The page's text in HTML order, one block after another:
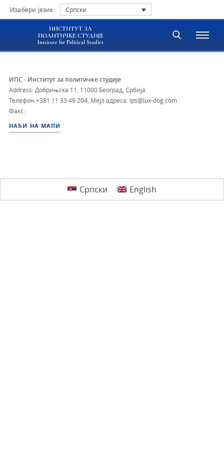
Изабери језик: Српски
ИНСТИТУТ ЗА
ПОЛИТИЧКЕ СТУДИЈЕ
Institute for Political Studies
ИПС - Институт за политичке студије
Address: Добрињска 11, 11000 Београд, Србија
Телефон +381 11 33 49 204 Мејл адреса: ips@lux-dog.com
Факс:
НАЂИ НА МАПИ
Српски English